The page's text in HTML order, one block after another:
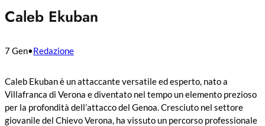
Caleb Ekuban
7 Gen•Redazione
Caleb Ekuban è un attaccante versatile ed esperto, nato a
Villafranca di Verona e diventato nel tempo un elemento prezioso
per la profondità dell’attacco del Genoa. Cresciuto nel settore
giovanile del Chievo Verona, ha vissuto un percorso professionale